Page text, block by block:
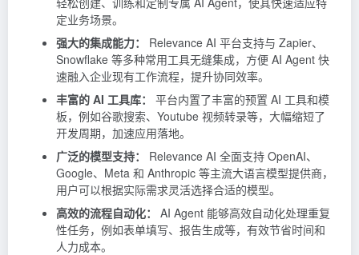
定业务场景。
强大的集成能力：
Relevance AI 平台支持与 Zapier、
Snowflake 等多种常用工具无缝集成，方便 AI Agent 快
速融入企业现有工作流程，提升协同效率。
丰富的 AI 工具库：
平台内置了丰富的预置 AI 工具和模
板，例如谷歌搜索、Youtube 视频转录等，大幅缩短了
开发周期，加速应用落地。
广泛的模型支持：
Relevance AI 全面支持 OpenAI、
Google、Meta 和 Anthropic 等主流大语言模型提供商，
用户可以根据实际需求灵活选择合适的模型。
高效的流程自动化：
AI Agent 能够高效自动化处理重复
性任务，例如表单填写、报告生成等，有效节省时间和
人力成本。